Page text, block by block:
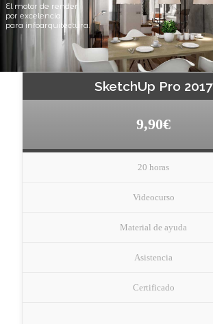
El motor de render
por excelencia
para infoarquitectura.
SketchUp Pro 2017
9,90€
20 horas
Videocurso
Material de ayuda
Asistencia
Certificado